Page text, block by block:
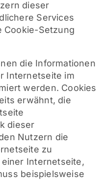
dieser
Services
Cookie-Setzung
die Informationen
Internetseite im
werden. Cookies
erwähnt, die
dieser
Nutzern die
zu
Internetseite,
beispielsweise